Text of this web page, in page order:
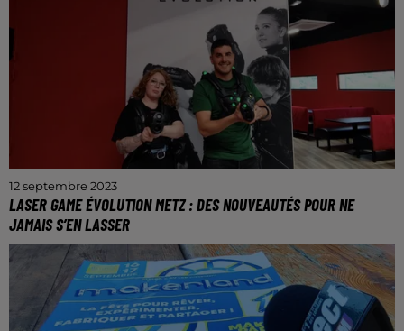
12 septembre 2023
LASER GAME ÉVOLUTION METZ : DES NOUVEAUTÉS POUR NE
JAMAIS S’EN LASSER
L’espace de loisirs est situé à Moulins-lès-Metz, dans
le complexe Loisirama.